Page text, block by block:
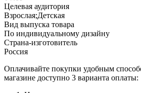
Целевая аудитория
Взрослая;Детская
Вид выпуска товара
По индивидуальному дизайну
Страна-изготовитель
Россия
Оплачивайте покупки удобным
магазине доступно 3 варианта оплаты: